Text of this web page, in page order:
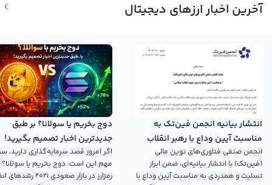
آخرین اخبار ارزهای دیجیتال
انتشار بیانیه انجمن فین‌تک به
مناسبت آیین وداع با رهبر انقلاب
اسلامی
انجمن صنفی فناوری‌های نوین مالی
(فین‌تک) با انتشار بیانیه‌ای، ضمن ابراز
تسلیت و همدردی به مناسبت آیین وداع با
دوج بخریم یا سولانا؟ بر طبق
جدیدترین اخبار تصمیم بگیرید!
اگر امروز قصد سرمایه‌گذاری دارید،
مهم این است: دوج بخریم یا
رمزارز در بازار صعودی ۲۰۲۱